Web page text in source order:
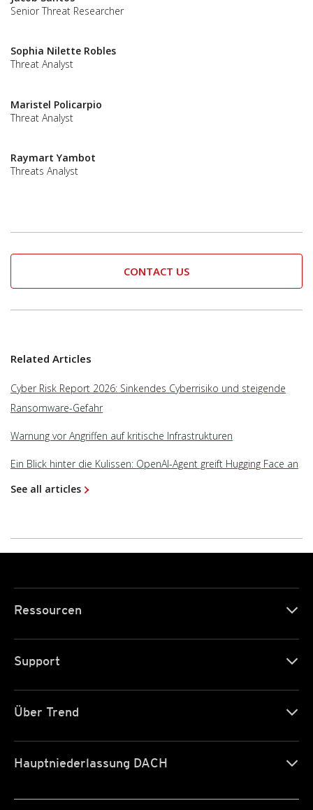
Senior Threat Researcher
Sophia Nilette Robles
Threat Analyst
Maristel Policarpio
Threat Analyst
Raymart Yambot
Threats Analyst
CONTACT US
Related Articles
Cyber Risk Report 2026: Sinkendes Cyberrisiko und steigende
Ransomware-Gefahr
Warnung vor Angriffen auf kritische Infrastrukturen
Ein Blick hinter die Kulissen: OpenAI-Agent greift Hugging Face an
See all articles
Ressourcen
Support
Über Trend
Hauptniederlassung DACH